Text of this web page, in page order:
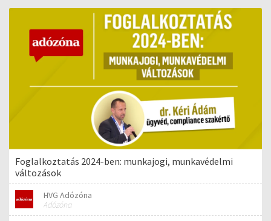
Foglalkoztatás 2024-ben: munkajogi, munkavédelmi
változások
HVG Adózóna
Adózóna